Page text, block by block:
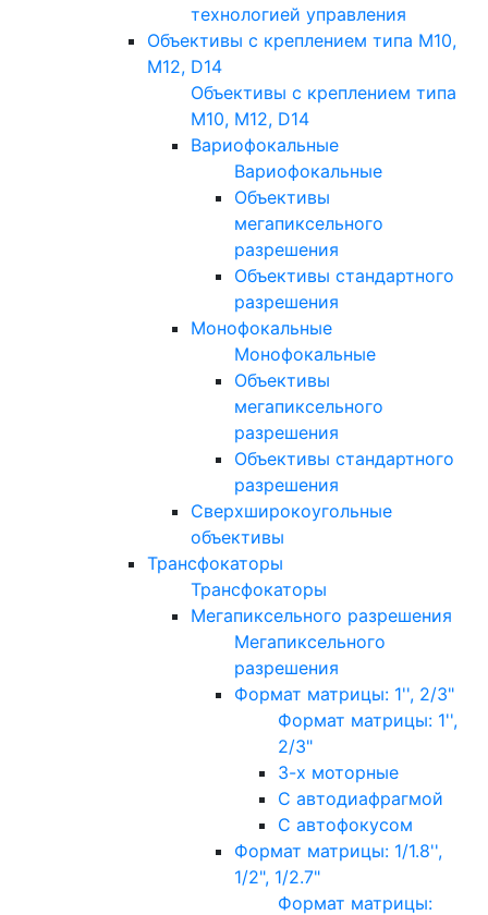
технологией управления
Объективы с креплением типа M10,
M12, D14
Объективы с креплением типа
M10, M12, D14
Вариофокальные
Вариофокальные
Объективы
мегапиксельного
разрешения
Объективы стандартного
разрешения
Монофокальные
Монофокальные
Объективы
мегапиксельного
разрешения
Объективы стандартного
разрешения
Сверхширокоугольные
объективы
Трансфокаторы
Трансфокаторы
Мегапиксельного разрешения
Мегапиксельного
разрешения
Формат матрицы: 1'', 2/3"
Формат матрицы: 1'',
2/3"
3-х моторные
С автодиафрагмой
С автофокусом
Формат матрицы: 1/1.8'',
1/2", 1/2.7"
Формат матрицы: